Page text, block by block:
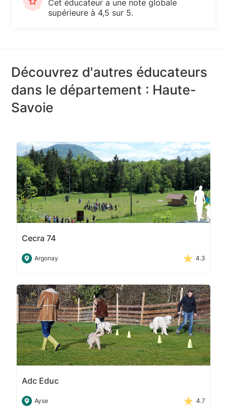
Cet éducateur a une note globale
supérieure à 4,5 sur 5.
Découvrez d'autres éducateurs
dans le département : Haute-
Savoie
Cecra 74
Argonay 4.3
Adc Educ
Ayse 4.7